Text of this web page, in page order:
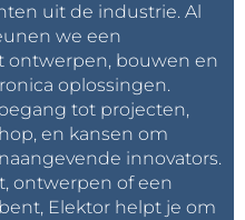
uit de industrie. Al
we een
ontwerpen, bouwen en
oplossingen.
tot projecten,
en kansen om
innovators.
ontwerpen of een
Elektor helpt je om